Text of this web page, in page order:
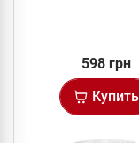
598 грн
Купить